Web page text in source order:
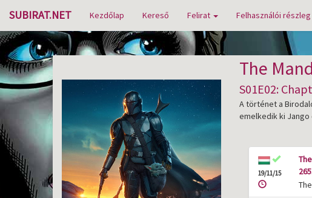
SUBIRAT.NET Kezdőlap Kereső Felirat Felhasználói részleg
The
S01E02:
A történet a
emelkedik ki Jango
19/11/15